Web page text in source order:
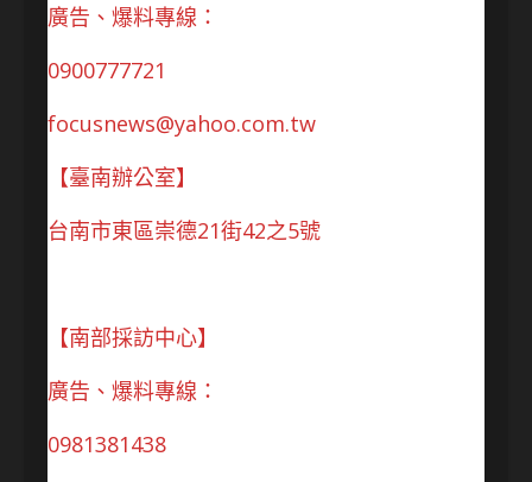
廣告、爆料專線：
0900777721
focusnews@yahoo.com.tw
【臺南辦公室】
台南市東區崇德21街42之5號
【南部採訪中心】
廣告、爆料專線：
0981381438